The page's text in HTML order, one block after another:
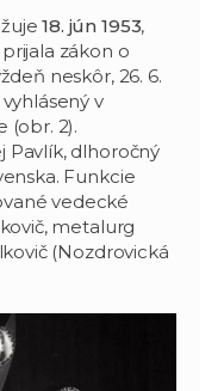
18. jún 1953,
zákon o
neskôr, 26. 6.
v
(obr. 2).
Pavlík, dlhoročný
Funkcie
vedecké
metalurg
(Nozdrovická